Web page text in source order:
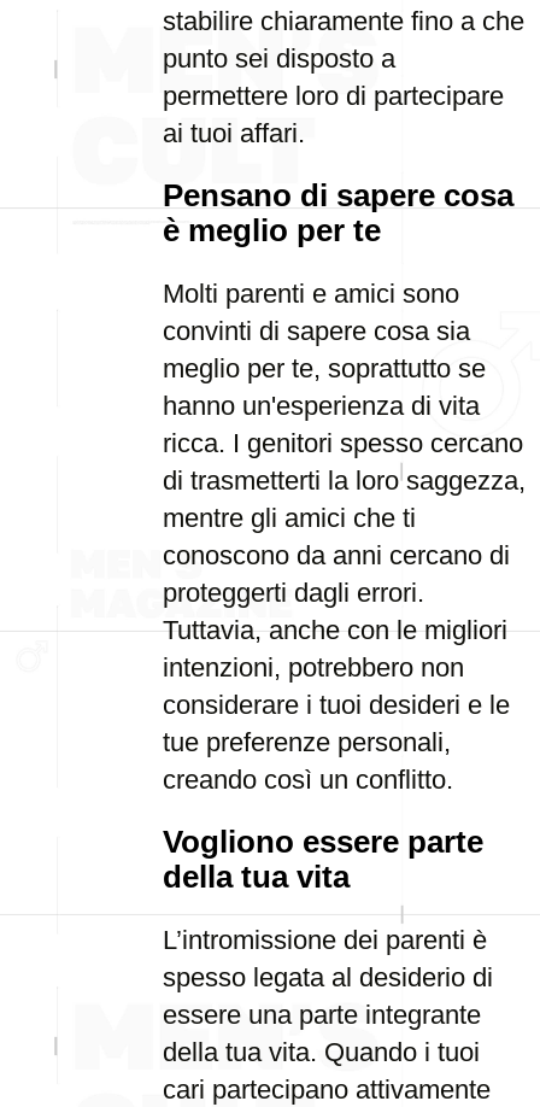
stabilire chiaramente fino a che
punto sei disposto a
permettere loro di partecipare
ai tuoi affari.
Pensano di sapere cosa
è meglio per te
Molti parenti e amici sono
convinti di sapere cosa sia
meglio per te, soprattutto se
hanno un'esperienza di vita
ricca. I genitori spesso cercano
di trasmetterti la loro saggezza,
mentre gli amici che ti
conoscono da anni cercano di
proteggerti dagli errori.
Tuttavia, anche con le migliori
intenzioni, potrebbero non
considerare i tuoi desideri e le
tue preferenze personali,
creando così un conflitto.
Vogliono essere parte
della tua vita
L’intromissione dei parenti è
spesso legata al desiderio di
essere una parte integrante
della tua vita. Quando i tuoi
cari partecipano attivamente